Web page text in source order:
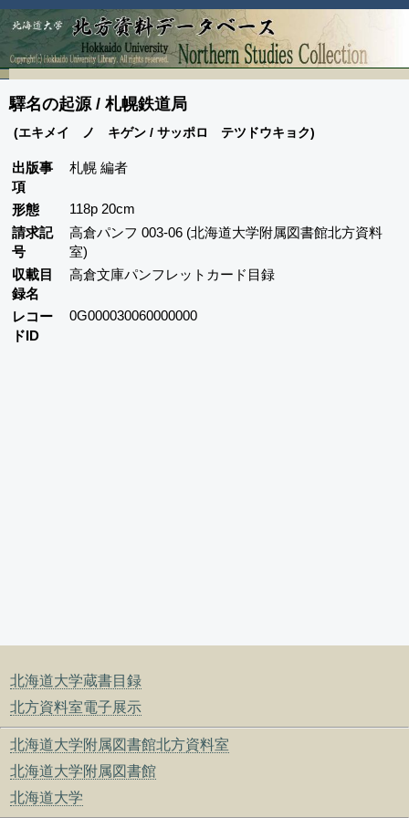
北海道大学蔵書目録
北方資料室電子展示
北海道大学附属図書館北方資料室
北海道大学附属図書館
北海道大学
驛名の起源 / 札幌鉄道局
(エキメイ ノ キゲン / サッポロ テツドウキョク)
出版事
項
札幌 編者
形態
118p 20cm
請求記
号
高倉パンフ 003-06 (北海道大学附属図書館北方資料
室)
収載目
録名
高倉文庫パンフレットカード目録
レコー
ドID
0G000030060000000